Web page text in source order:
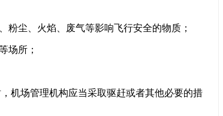
粉尘、火焰、废气等影响飞行安全的物质；
场所；
机场管理机构应当采取驱赶或者其他必要的措